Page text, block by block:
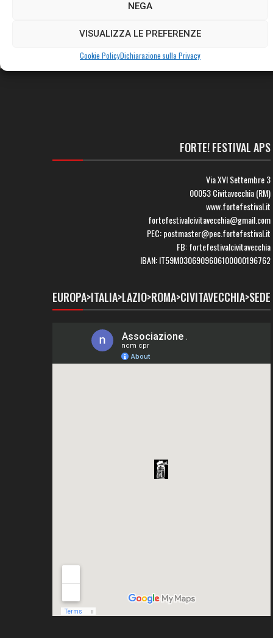
NEGA
VISUALIZZA LE PREFERENZE
Cookie PolicyDichiarazione sulla Privacy
FORTE! FESTIVAL APS
Via XVI Settembre 3
00053 Civitavecchia (RM)
www.fortefestival.it
fortefestivalcivitavecchia@gmail.com
PEC: postmaster@pec.fortefestival.it
FB: fortefestivalcivitavecchia
IBAN: IT59M0306909606100000196762
EUROPA>ITALIA>LAZIO>ROMA>CIVITAVECCHIA>SEDE